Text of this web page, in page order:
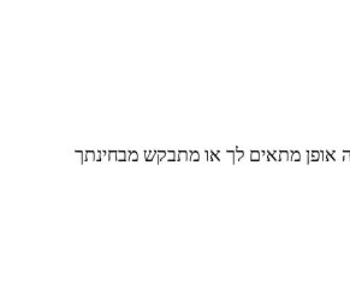
אופן מתאים לך או מתבקש מבחינתך